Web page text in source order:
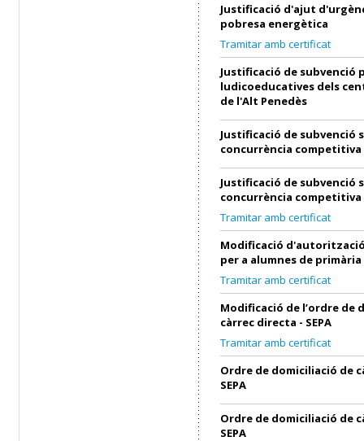
Justificació d'ajut
pobresa energètica
Tramitar amb certificat
Justificació de subvenció
ludicoeducatives dels
de l'Alt Penedès
Justificació de subvenció
concurrència competitiva
Justificació de subvenció
concurrència competitiva
Tramitar amb certificat
Modificació
per a alumnes de primària
Tramitar amb certificat
Modificació de l’ordre de
càrrec directa - SEPA
Tramitar amb certificat
Ordre de domiciliació de
SEPA
Ordre de domiciliació de
SEPA